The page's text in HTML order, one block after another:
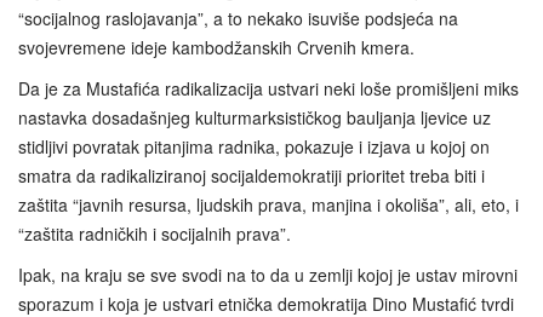
“socijalnog raslojavanja”, a to nekako isuviše podsjeća na
svojevremene ideje kambodžanskih Crvenih kmera.
Da je za Mustafića radikalizacija ustvari neki loše promišljeni miks
nastavka dosadašnjeg kulturmarksističkog bauljanja ljevice uz
stidljivi povratak pitanjima radnika, pokazuje i izjava u kojoj on
smatra da radikaliziranoj socijaldemokratiji prioritet treba biti i
zaštita “javnih resursa, ljudskih prava, manjina i okoliša”, ali, eto, i
“zaštita radničkih i socijalnih prava”.
Ipak, na kraju se sve svodi na to da u zemlji kojoj je ustav mirovni
sporazum i koja je ustvari etnička demokratija Dino Mustafić tvrdi